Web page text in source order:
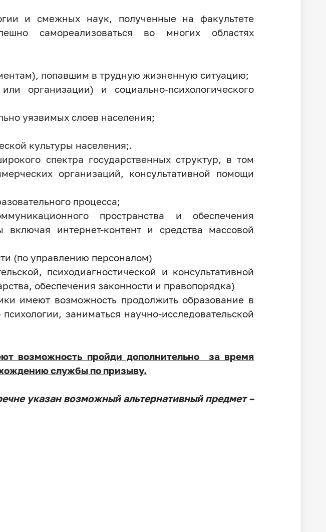
и смежных наук, полученные на факультете
самореализоваться во многих областях
попавшим в трудную жизненную ситуацию;
организации) и социально-психологического
уязвимых слоев населения;
культуры населения;.
спектра государственных структур, в том
организаций, консультативной помощи
процесса;
пространства и обеспечения
включая интернет-контент и средства массовой
(по управлению персоналом)
психодиагностической и консультативной
обеспечения законности и правопорядка)
имеют возможность продолжить образование в
заниматься научно-исследовательской
возможность пройди дополнительно за время
службы по призыву.
указан возможный альтернативный предмет –